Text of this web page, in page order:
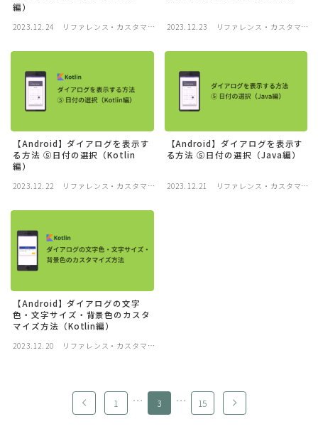
編）
2023.12.24
リファレンス・カスタマイ
2023.12.23
リファレンス・カスタマイ
【Android】ダイアログを表示す
る方法 ⑤日付の選択（Kotlin
編）
2023.12.22
リファレンス・カスタマイ
【Android】ダイアログを表示す
る方法 ⑤日付の選択（Java編）
2023.12.21
リファレンス・カスタマイ
【Android】ダイアログの文字
色・文字サイズ・背景色のカスタ
マイズ方法（Kotlin編）
2023.12.20
リファレンス・カスタマイ
1 … 3 … 15